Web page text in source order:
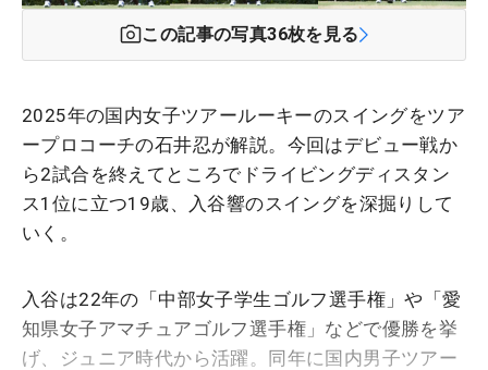
この記事の写真36枚を見る
2025年の国内女子ツアールーキーのスイングをツア
ープロコーチの石井忍が解説。今回はデビュー戦か
ら2試合を終えてところでドライビングディスタン
ス1位に立つ19歳、入谷響のスイングを深掘りして
いく。
入谷は22年の「中部女子学生ゴルフ選手権」や「愛
知県女子アマチュアゴルフ選手権」などで優勝を挙
げ、ジュニア時代から活躍。同年に国内男子ツアー